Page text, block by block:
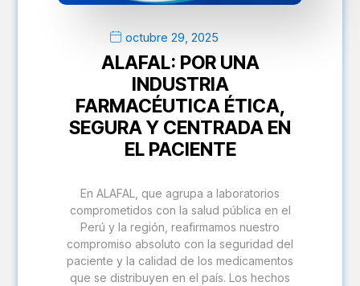
octubre 29, 2025
ALAFAL: POR UNA
INDUSTRIA
FARMACÉUTICA ÉTICA,
SEGURA Y CENTRADA EN
EL PACIENTE
En ALAFAL, que agrupa a laboratorios
comprometidos con la salud pública en el
Perú y la región, reafirmamos nuestro
compromiso absoluto con la seguridad del
paciente y la calidad de los medicamentos
que se distribuyen en el país. Los hechos